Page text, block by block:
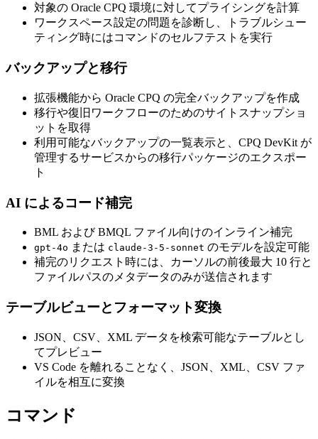
対象の Oracle CPQ 環境に対してプライシングを計算
ワークスペース設定の問題を診断し、トラブルシュー
ティング時にはコマンドのセルフテストを実行
バックアップと移行
拡張機能から Oracle CPQ の完全バックアップを作成
移行や復旧ワークフローのためのサイトスナップショ
ットを取得
利用可能なバックアップの一覧表示と、CPQ DevKit が
管理するサービスからの移行パッケージのエクスポー
ト
AI によるコード補完
BML および BMQL ファイル向けのインライン補完
gpt-4o または claude-3-5-sonnet のモデルを設定可能
補完のリクエスト時には、カーソルの前後最大 10 行と
ファイルパスのメタデータのみが送信されます
テーブルビューとフォーマット変換
JSON、CSV、XML データを検索可能なテーブルとし
てプレビュー
VS Code を離れることなく、JSON、XML、CSV ファ
イルを相互に変換
コマンド